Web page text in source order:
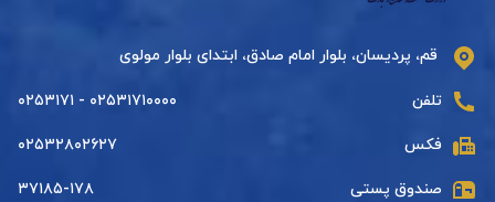
قم، پردیسان، بلوار امام صادق، ابتدای بلوار مولوی
تلفن ۰۲۵۳۱۷۱۰۰۰۰ - ۰۲۵۳۱۷۱
فکس ۰۲۵۳۲۸۰۲۶۲۷
صندوق پستی ۳۷۱۸۵-۱۷۸